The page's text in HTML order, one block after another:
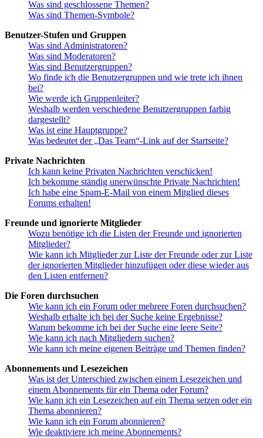
Was sind geschlossene Themen?
Was sind Themen-Symbole?
Benutzer-Stufen und Gruppen
Was sind Administratoren?
Was sind Moderatoren?
Was sind Benutzergruppen?
Wo finde ich die Benutzergruppen und wie trete ich ihnen
bei?
Wie werde ich Gruppenleiter?
Weshalb werden verschiedene Benutzergruppen farbig
dargestellt?
Was ist eine Hauptgruppe?
Was bedeutet der „Das Team“-Link auf der Startseite?
Private Nachrichten
Ich kann keine Privaten Nachrichten verschicken!
Ich bekomme ständig unerwünschte Private Nachrichten!
Ich habe eine Spam-E-Mail von einem Mitglied dieses
Forums erhalten!
Freunde und ignorierte Mitglieder
Wozu benötige ich die Listen der Freunde und ignorierten
Mitglieder?
Wie kann ich Mitglieder zur Liste der Freunde oder zur Liste
der ignorierten Mitglieder hinzufügen oder diese wieder aus
den Listen entfernen?
Die Foren durchsuchen
Wie kann ich ein Forum oder mehrere Foren durchsuchen?
Weshalb erhalte ich bei der Suche keine Ergebnisse?
Warum bekomme ich bei der Suche eine leere Seite?
Wie kann ich nach Mitgliedern suchen?
Wie kann ich meine eigenen Beiträge und Themen finden?
Abonnements und Lesezeichen
Was ist der Unterschied zwischen einem Lesezeichen und
einem Abonnements für ein Thema oder Forum?
Wie kann ich ein Lesezeichen auf ein Thema setzen oder ein
Thema abonnieren?
Wie kann ich ein Forum abonnieren?
Wie deaktiviere ich meine Abonnements?